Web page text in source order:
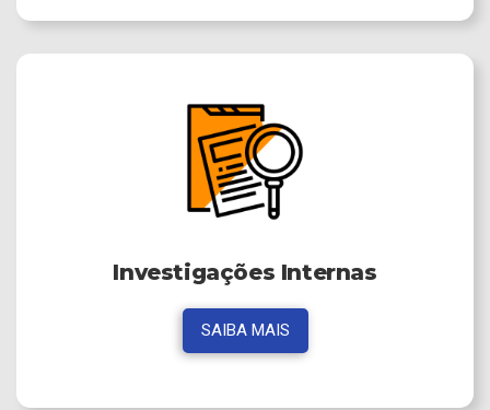
Investigações Internas
SAIBA MAIS